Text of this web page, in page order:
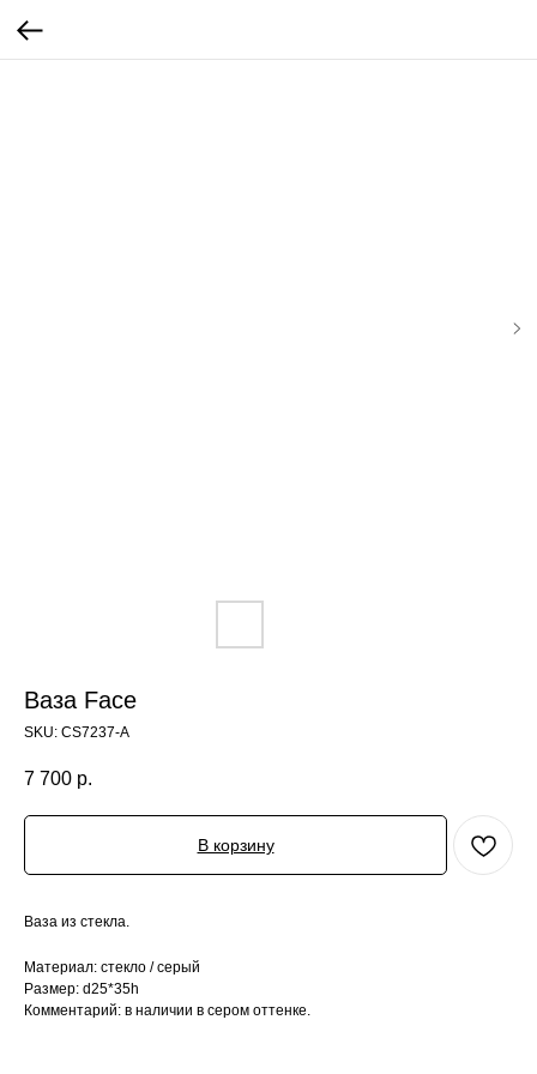
Ваза Face
SKU: CS7237-A
7 700 р.
В корзину
Ваза из стекла.
Материал: стекло / серый
Размер: d25*35h
Комментарий: в наличии в сером оттенке.